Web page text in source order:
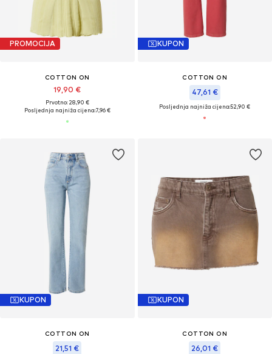
PROMOCIJA
COTTON ON
19,90 €
Prvotno: 28,90 €
Posljednja najniža cijena:7,96 €
KUPON
COTTON ON
47,61 €
Posljednja najniža cijena:52,90 €
KUPON
COTTON ON
21,51 €
KUPON
COTTON ON
26,01 €